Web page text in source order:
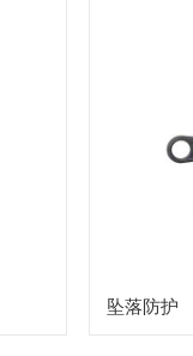
坠落防护